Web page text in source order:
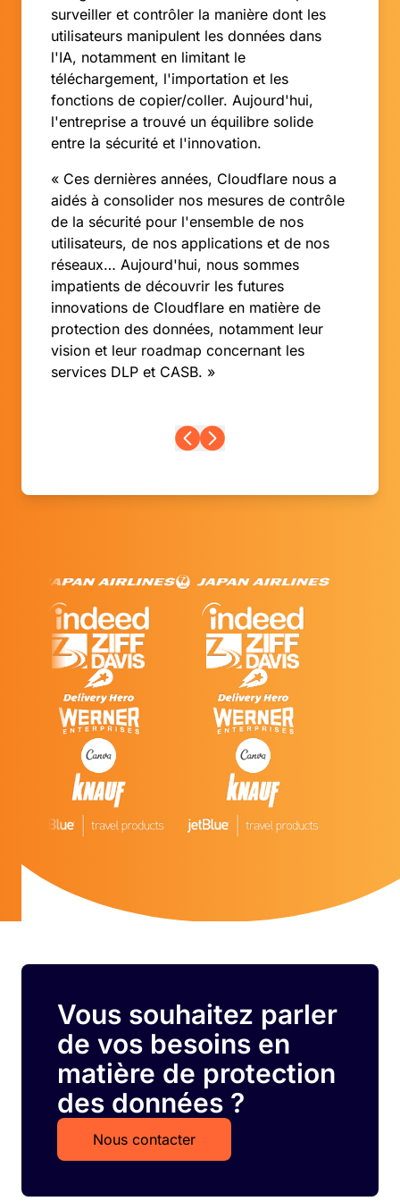
surveiller et contrôler la manière dont les
utilisateurs manipulent les données dans
l'IA, notamment en limitant le
téléchargement, l'importation et les
fonctions de copier/coller. Aujourd'hui,
l'entreprise a trouvé un équilibre solide
entre la sécurité et l'innovation.
« Ces dernières années, Cloudflare nous a
aidés à consolider nos mesures de contrôle
de la sécurité pour l'ensemble de nos
utilisateurs, de nos applications et de nos
réseaux… Aujourd'hui, nous sommes
impatients de découvrir les futures
innovations de Cloudflare en matière de
protection des données, notamment leur
vision et leur roadmap concernant les
services DLP et CASB. »
Vous souhaitez parler
de vos besoins en
matière de protection
des données ?
Nous contacter